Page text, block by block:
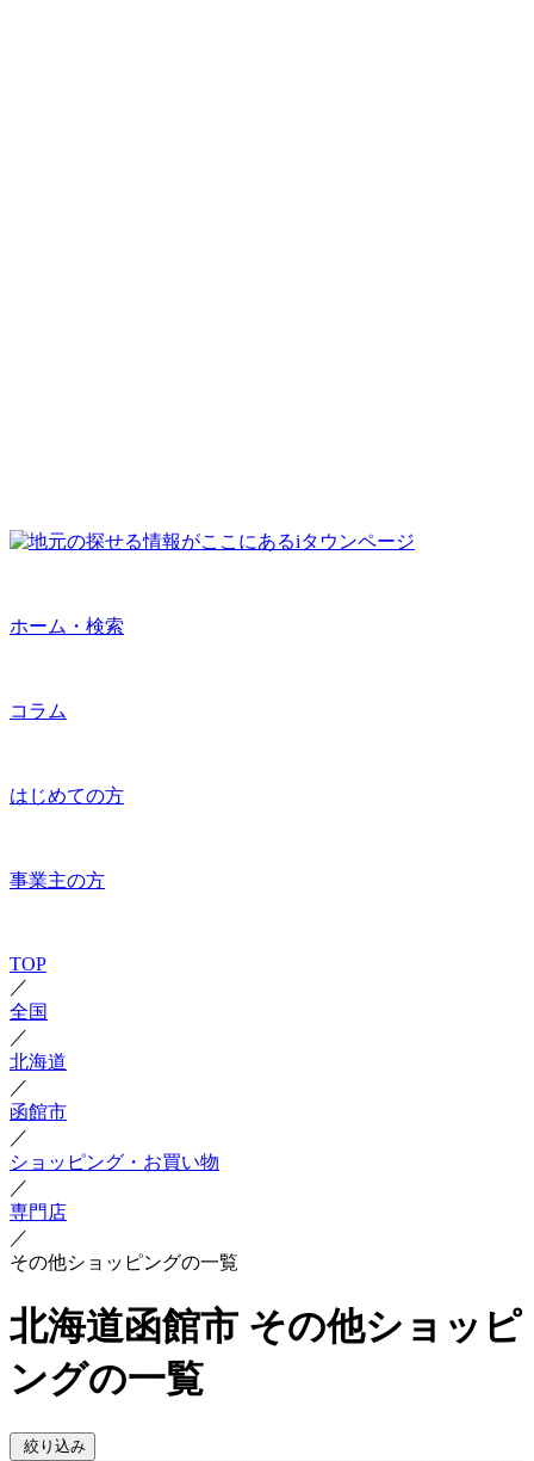
ホーム・検索
コラム
はじめての方
事業主の方
TOP
／
全国
／
北海道
／
函館市
／
ショッピング・お買い物
／
専門店
／
その他ショッピングの一覧
北海道函館市 その他ショッピ
ングの一覧
絞り込み